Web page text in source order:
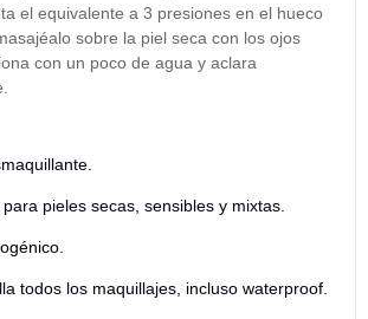
el equivalente a 3 presiones en el hueco
sobre la piel seca con los ojos
con un poco de agua y aclara
pieles secas, sensibles y mixtas.
todos los maquillajes, incluso waterproof.